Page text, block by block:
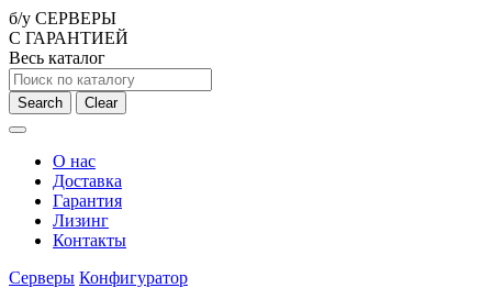
б/у СЕРВЕРЫ
С ГАРАНТИЕЙ
Весь каталог
Search Clear
О нас
Доставка
Гарантия
Лизинг
Контакты
Серверы Конфигуратор